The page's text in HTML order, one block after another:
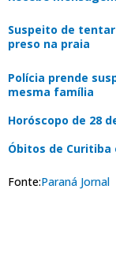
Suspeito de
preso na praia
Polícia prende
mesma família
Horóscopo de 28
Óbitos de Curitiba
Fonte:Paraná Jornal